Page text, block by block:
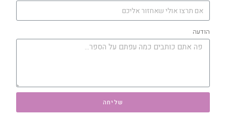
הודעה
שליחה